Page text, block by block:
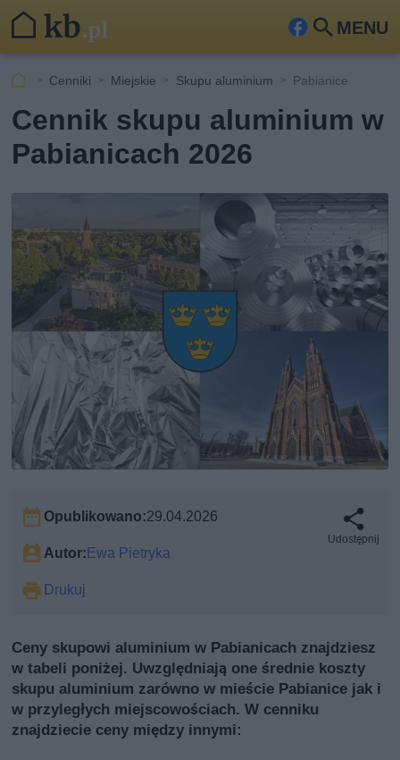
MENU
Fa
ook
Szu
kaj
Cenniki Miejskie Skupu aluminium Pabianice
Cennik skupu aluminium w
Pabianicach 2026
Opublikowano:29.04.2026
Autor: Ewa Pietryka
Drukuj
Udostępnij
Ceny skupowi aluminium w Pabianicach znajdziesz
w tabeli poniżej. Uwzględniają one średnie koszty
skupu aluminium zarówno w mieście Pabianice jak i
w przyległych miejscowościach. W cenniku
znajdziecie ceny między innymi: